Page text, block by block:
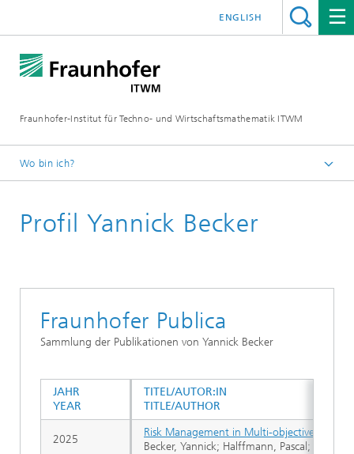
Fraunhofer-Institut für Techno- und Wirtschaftsmathematik ITWM
ENGLISH
Wo bin ich?
Abteilungen und Bereiche
Profil Yannick Becker
Fraunhofer Publica
Sammlung der Publikationen von Yannick Becker
TITEL/AUTOR:IN
TITLE/AUTHOR
Risk Management in Multi-objective
Becker, Yannick; Halffmann, Pascal;
JAHR
YEAR
2025